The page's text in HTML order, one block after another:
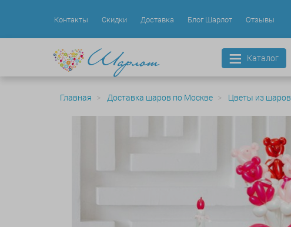
Контакты Скидки Доставка Блог Шарлот Отзывы
Каталог
Главная Доставка шаров по Москве Цветы из шаров